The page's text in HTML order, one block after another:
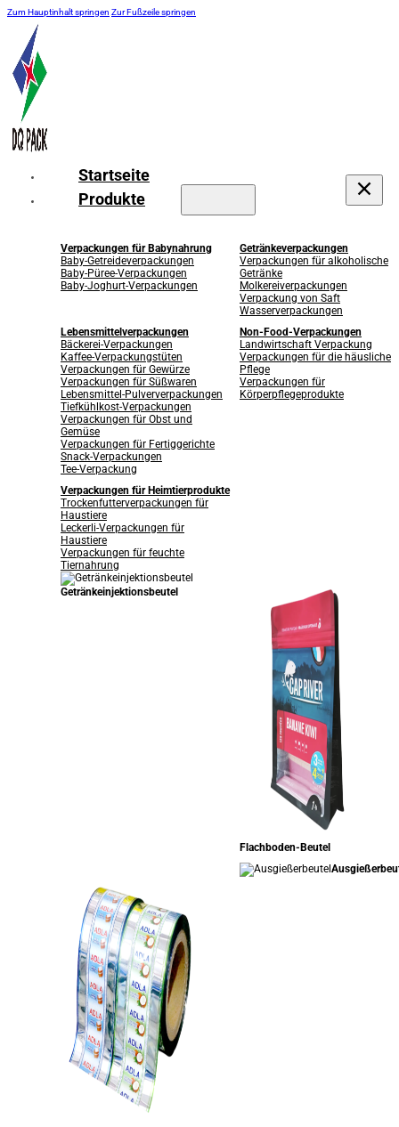
Zum Hauptinhalt springen Zur Fußzeile springen
Startseite
Produkte
Verpackungen für Babynahrung
Baby-Getreideverpackungen
Baby-Püree-Verpackungen
Baby-Joghurt-Verpackungen
Getränkeverpackungen
Verpackungen für alkoholische
Getränke
Molkereiverpackungen
Verpackung von Saft
Wasserverpackungen
Lebensmittelverpackungen
Bäckerei-Verpackungen
Kaffee-Verpackungstüten
Verpackungen für Gewürze
Verpackungen für Süßwaren
Lebensmittel-Pulververpackungen
Tiefkühlkost-Verpackungen
Verpackungen für Obst und
Gemüse
Verpackungen für Fertiggerichte
Snack-Verpackungen
Tee-Verpackung
Non-Food-Verpackungen
Landwirtschaft Verpackung
Verpackungen für die häusliche
Pflege
Verpackungen für
Körperpflegeprodukte
Verpackungen für Heimtierprodukte
Trockenfutterverpackungen für
Haustiere
Leckerli-Verpackungen für
Haustiere
Verpackungen für feuchte
Tiernahrung
Getränkeinjektionsbeutel
Flachboden-Beutel